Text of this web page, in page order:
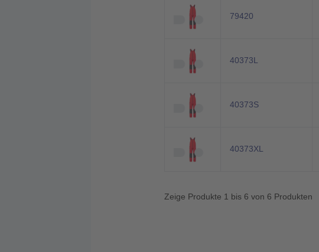
79420
40373L
40373S
40373XL
Zeige Produkte 1 bis 6 von 6 Produkten